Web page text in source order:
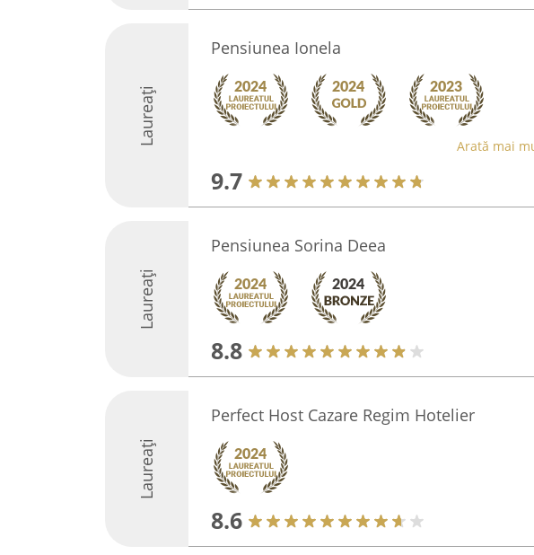
Laureați
Pensiunea Ionela
Arată mai
9.7
Laureați
Pensiunea Sorina Deea
8.8
Laureați
Perfect Host Cazare Regim Hotelier
8.6